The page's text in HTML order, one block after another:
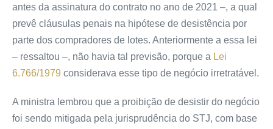
antes da assinatura do contrato no ano de 2021 –, a qual
prevê cláusulas penais na hipótese de desistência por
parte dos compradores de lotes. Anteriormente a essa lei
– ressaltou –, não havia tal previsão, porque a Lei
6.766/1979 considerava esse tipo de negócio irretratável.
A ministra lembrou que a proibição de desistir do negócio
foi sendo mitigada pela jurisprudência do STJ, com base